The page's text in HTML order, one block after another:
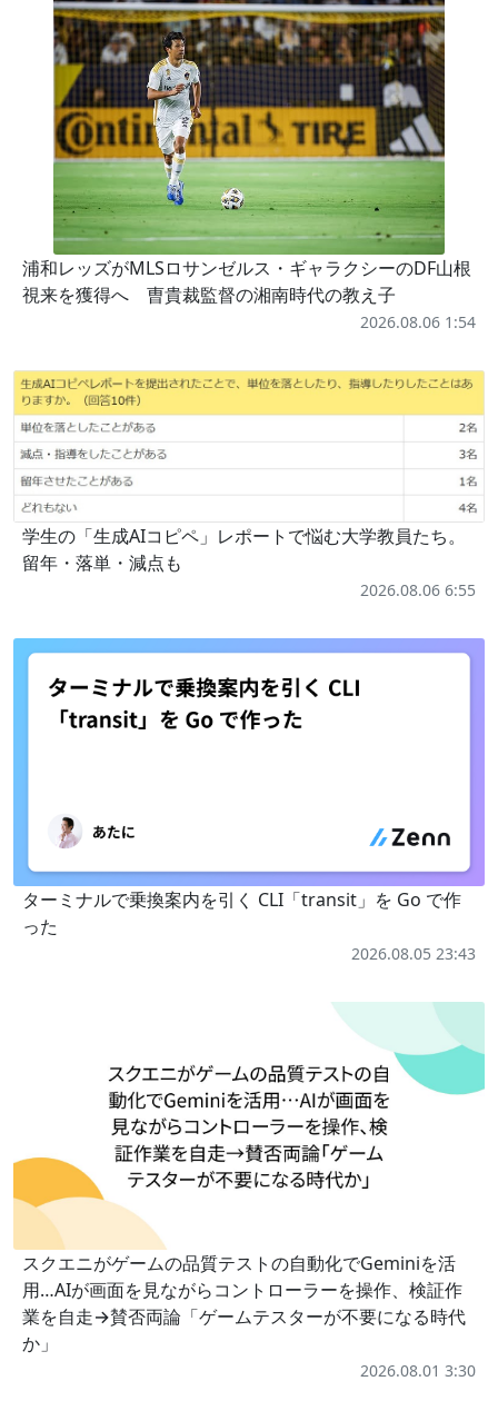
浦和レッズがMLSロサンゼルス・ギャラクシーのDF山根
視来を獲得へ 曺貴裁監督の湘南時代の教え子
2026.08.06 1:54
学生の「生成AIコピペ」レポートで悩む大学教員たち。
留年・落単・減点も
2026.08.06 6:55
ターミナルで乗換案内を引く CLI「transit」を Go で作
った
2026.08.05 23:43
スクエニがゲームの品質テストの自動化でGeminiを活
用…AIが画面を見ながらコントローラーを操作、検証作
業を自走→賛否両論「ゲームテスターが不要になる時代
か」
2026.08.01 3:30